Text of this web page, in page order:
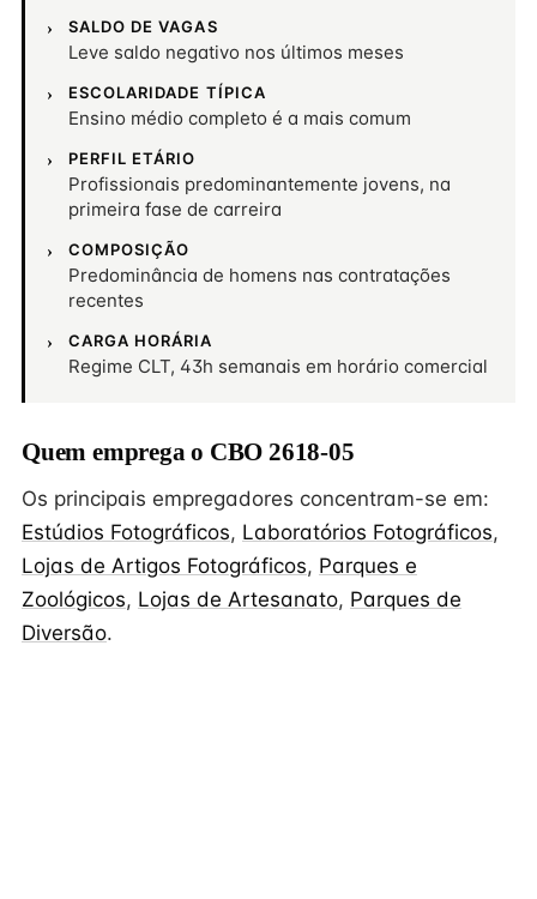
SALDO DE VAGAS
Leve saldo negativo nos últimos meses
ESCOLARIDADE TÍPICA
Ensino médio completo é a mais comum
PERFIL ETÁRIO
Profissionais predominantemente jovens, na
primeira fase de carreira
COMPOSIÇÃO
Predominância de homens nas contratações
recentes
CARGA HORÁRIA
Regime CLT, 43h semanais em horário comercial
Quem emprega o CBO 2618-05
Os principais empregadores concentram-se em:
Estúdios Fotográficos, Laboratórios Fotográficos,
Lojas de Artigos Fotográficos, Parques e
Zoológicos, Lojas de Artesanato, Parques de
Diversão.